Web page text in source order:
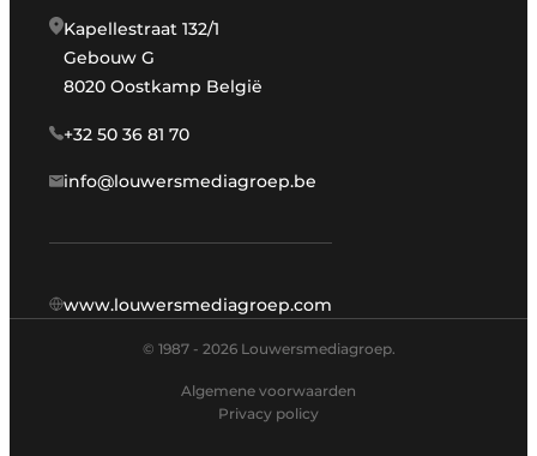
Kapellestraat 132/1
Gebouw G
8020 Oostkamp België
+32 50 36 81 70
info@louwersmediagroep.be
www.louwersmediagroep.com
© 1987 - 2026 Louwersmediagroep.
Algemene voorwaarden
Privacy policy